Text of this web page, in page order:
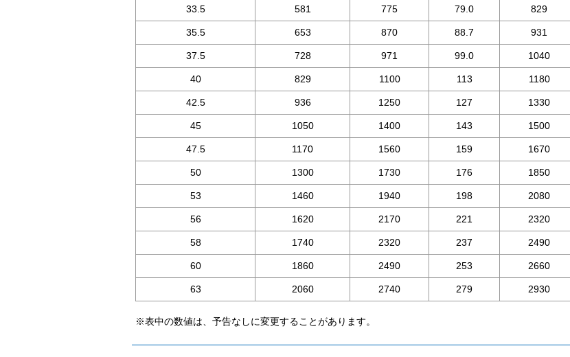
33.5 581 775 79.0 829
35.5 653 870 88.7 931
37.5 728 971 99.0 1040
40 829 1100 113 1180
42.5 936 1250 127 1330
45 1050 1400 143 1500
47.5 1170 1560 159 1670
50 1300 1730 176 1850
53 1460 1940 198 2080
56 1620 2170 221 2320
58 1740 2320 237 2490
60 1860 2490 253 2660
63 2060 2740 279 2930
※表中の数値は、予告なしに変更することがあります。